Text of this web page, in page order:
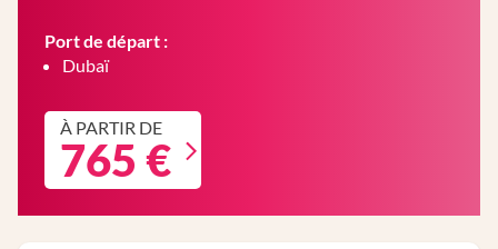
Port de départ :
Dubaï
À PARTIR DE
765 €